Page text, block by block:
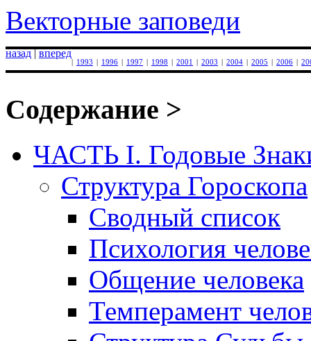
Векторные заповеди
назад|вперед
1993 1996 1997 1998 2001 2003 2004 2005 2006
Содержание >
ЧАСТЬ I. Годовые
Структура Гороскопа
Сводный список
Психология
Общение человека
Темперамент